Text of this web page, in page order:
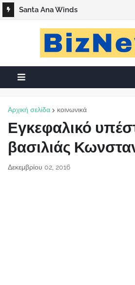
Santa Ana Winds
Αρχική σελίδα κοινωνικά
Εγκεφαλικό
βασιλιάς
Δεκεμβρίου 02, 2016